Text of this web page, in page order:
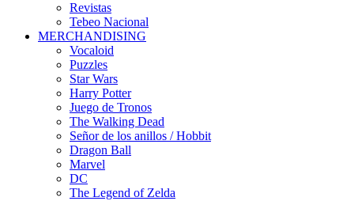
Revistas
Tebeo Nacional
MERCHANDISING
Vocaloid
Puzzles
Star Wars
Harry Potter
Juego de Tronos
The Walking Dead
Señor de los anillos / Hobbit
Dragon Ball
Marvel
DC
The Legend of Zelda